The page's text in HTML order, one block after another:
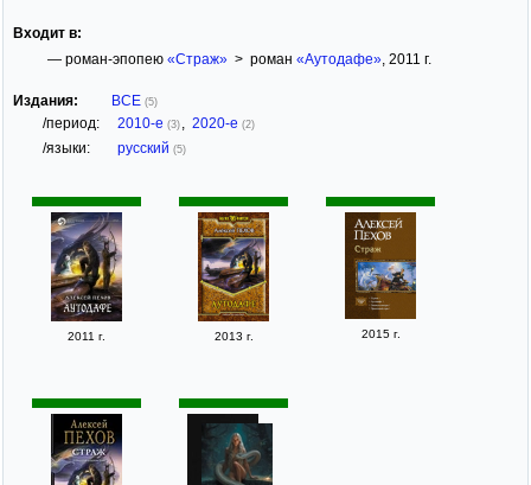
Входит в:
— роман-эпопею «Страж»> роман «Аутодафе», 2011 г.
Издания: ВСЕ (5)
/период: 2010-е (3) 2020-е (2)
/языки: русский (5)
2011 г. 2013 г. 2015 г.